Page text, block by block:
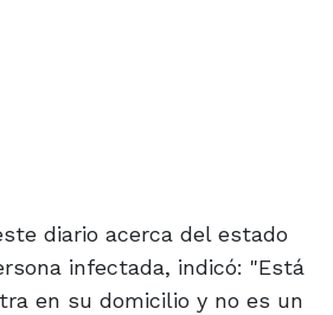
diario acerca del estado
infectada, indicó: "Está
en su domicilio y no es un